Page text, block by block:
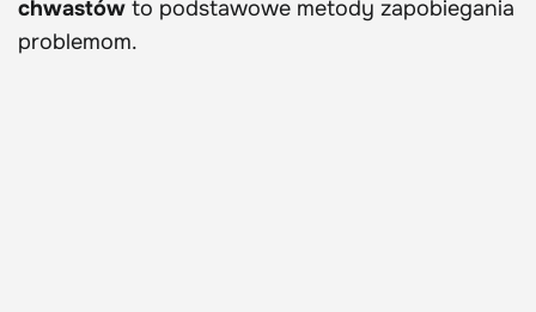
chwastów to podstawowe metody zapobiegania
problemom.